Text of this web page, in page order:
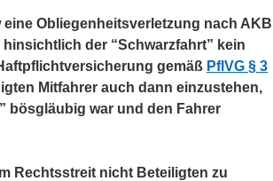
Obliegenheitsverletzung nach AKB
der “Schwarzfahrt” kein
gemäß PflVG § 3
Mitfahrer auch dann einzustehen,
bösgläubig war und den Fahrer
Rechtsstreit nicht Beteiligten zu